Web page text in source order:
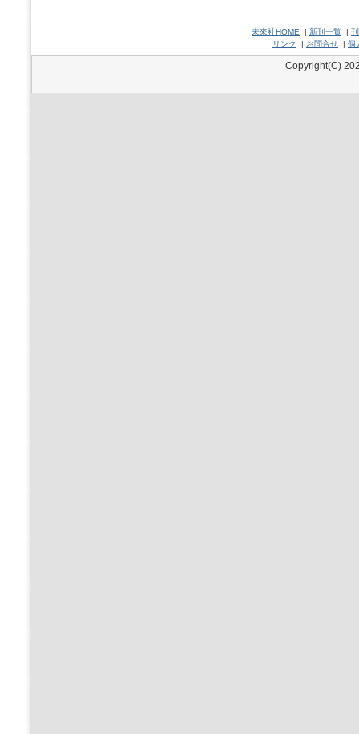
未來社HOME | 新刊一覧 |
リンク
| お問合せ | 個
Copyright(C)